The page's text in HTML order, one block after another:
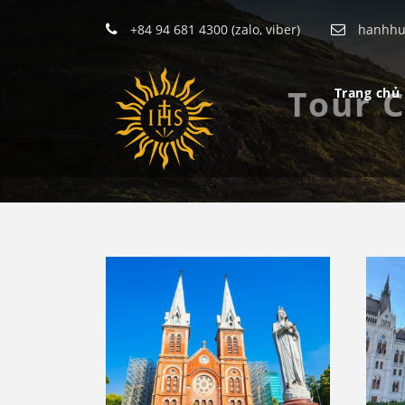
+84 94 681 4300 (zalo, viber)
Trang chủ
Tour